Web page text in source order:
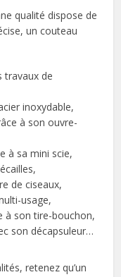
qualité dispose de
un couteau
travaux de
inoxydable,
à son ouvre-
à sa mini scie,
de ciseaux,
usage,
à son tire-bouchon,
son décapsuleur…
retenez qu’un